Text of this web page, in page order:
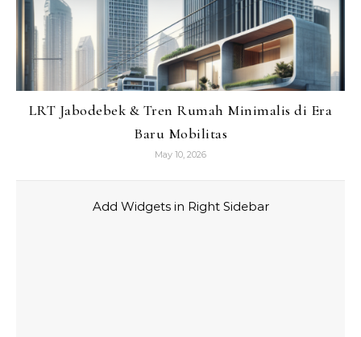
LRT Jabodebek & Tren Rumah Minimalis di Era
Baru Mobilitas
May 10, 2026
Add Widgets in Right Sidebar